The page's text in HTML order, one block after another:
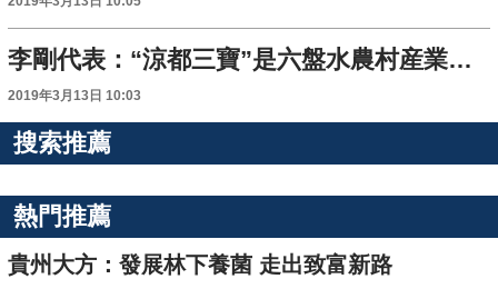
李剛代表：“涼都三寶”是六盤水農村産業革命的成果
2019年3月13日 10:03
搜索推薦
熱門推薦
貴州大方：發展林下養菌 走出致富新路